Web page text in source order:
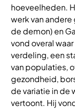
hoeveelheden.
werk van
de demon) en
vond overal
verdeling, een
van populaties,
gezondheid,
de variatie in de
vertoont. Hij